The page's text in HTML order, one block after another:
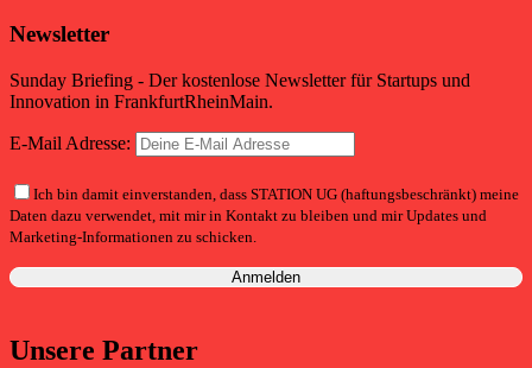
Newsletter
Sunday Briefing - Der kostenlose Newsletter für Startups und
Innovation in FrankfurtRheinMain.
E-Mail Adresse:
Ich bin damit einverstanden, dass STATION UG (haftungsbeschränkt) meine
Daten dazu verwendet, mit mir in Kontakt zu bleiben und mir Updates und
Marketing-Informationen zu schicken.
Unsere Partner